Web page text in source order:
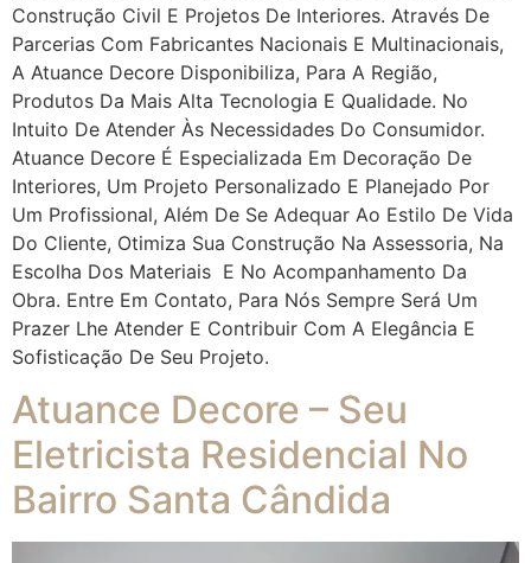
Construção Civil E Projetos De Interiores. Através De
Parcerias Com Fabricantes Nacionais E Multinacionais,
A Atuance Decore Disponibiliza, Para A Região,
Produtos Da Mais Alta Tecnologia E Qualidade. No
Intuito De Atender Às Necessidades Do Consumidor.
Atuance Decore É Especializada Em Decoração De
Interiores, Um Projeto Personalizado E Planejado Por
Um Profissional, Além De Se Adequar Ao Estilo De Vida
Do Cliente, Otimiza Sua Construção Na Assessoria, Na
Escolha Dos Materiais E No Acompanhamento Da
Obra. Entre Em Contato, Para Nós Sempre Será Um
Prazer Lhe Atender E Contribuir Com A Elegância E
Sofisticação De Seu Projeto.
Atuance Decore – Seu
Eletricista Residencial No
Bairro Santa Cândida